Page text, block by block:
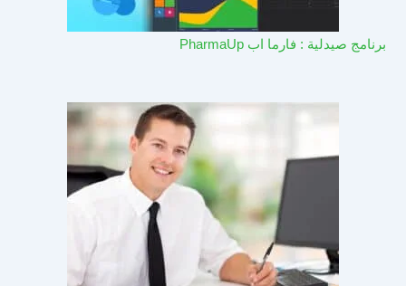
برنامج صيدلية : فارما اب PharmaUp​